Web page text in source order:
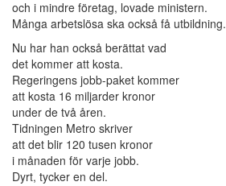
och i mindre företag, lovade ministern.
Många arbetslösa ska också få utbildning.
Nu har han också berättat vad
det kommer att kosta.
Regeringens jobb-paket kommer
att kosta 16 miljarder kronor
under de två åren.
Tidningen Metro skriver
att det blir 120 tusen kronor
i månaden för varje jobb.
Dyrt, tycker en del.